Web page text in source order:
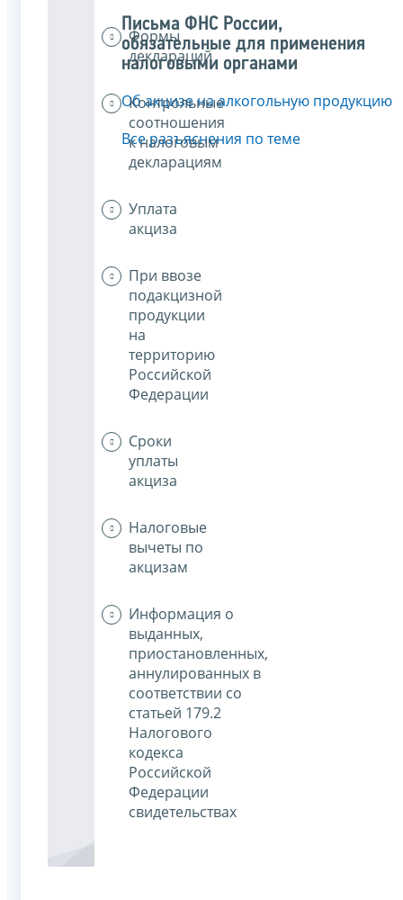
Формы
деклараций
Контрольные
соотношения
к налоговым
декларациям
Уплата
акциза
При ввозе
подакцизной
продукции
на
территорию
Российской
Федерации
Сроки
уплаты
акциза
Налоговые
вычеты по
акцизам
Информация о
выданных,
приостановленных,
аннулированных в
соответствии со
статьей 179.2
Налогового
кодекса
Российской
Федерации
свидетельствах
Письма ФНС России,
обязательные для применения
налоговыми органами
Об акцизе на алкогольную продукцию
Все разъяснения по теме